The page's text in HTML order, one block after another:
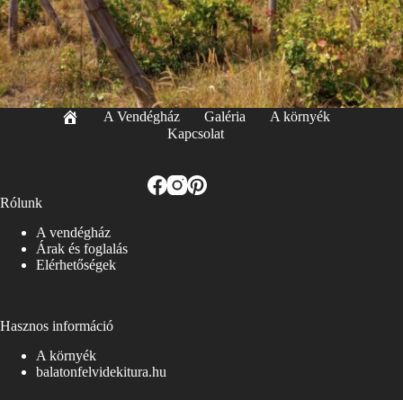
A Vendégház Galéria
A környék
Kapcsolat
Rólunk
A vendégház
Árak és foglalás
Elérhetőségek
Hasznos információ
A környék
balatonfelvidekitura.hu